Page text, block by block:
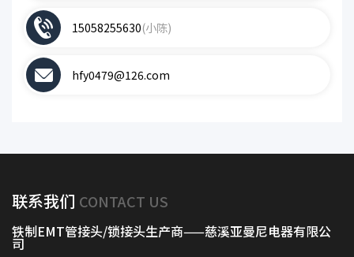
15058255630(小陈)
hfy0479@126.com
联系我们 CONTACT US
铁制EMT管接头/锁接头生产商——慈溪亚曼尼电器有限公
司